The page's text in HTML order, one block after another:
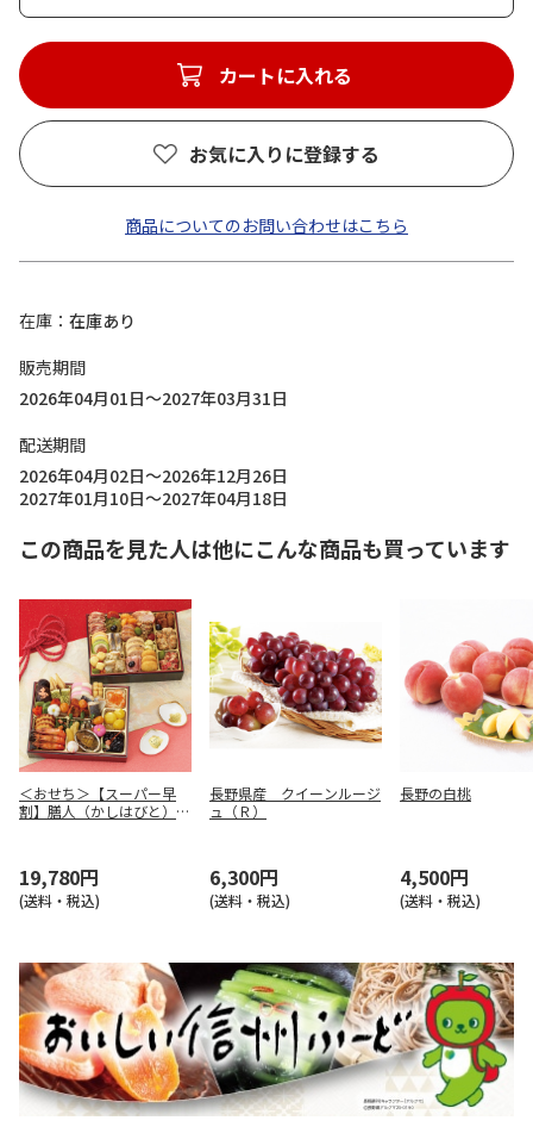
カートに入れる
お気に入りに登録する
商品についてのお問い合わせはこちら
在庫
在庫あり
販売期間
2026年04月01日～2027年03月31日
配送期間
2026年04月02日～2026年12月26日
2027年01月10日～2027年04月18日
この商品を見た人は他にこんな商品も買っています
＜おせち＞【スーパー早
割】膳人（かしはびと）
19,780円
(送料・税込)
長野県産 クイーンルージ
ュ（Ｒ）
6,300円
(送料・税込)
長野の白桃
4,500円
(送料・税込)